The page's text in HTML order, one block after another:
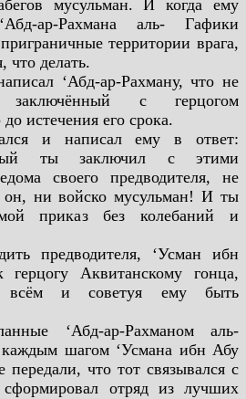
мусульман. И когда ему
ар-Рахмана аль- Гафики
территории врага,
что делать.
‘Абд-ар-Рахману, что не
заключённый с герцогом
до истечения его срока.
и написал ему в ответ:
ты заключил с этими
своего предводителя, не
он, ни войско мусульман! И ты
приказ без колебаний и
предводителя, ‘Усман ибн
герцогу Аквитанскому гонца,
всём исоветуя ему быть
‘Абд-ар-Рахманом аль-
каждым шагом ‘Усмана ибн Абу
передали, что тот связывался с
отряд из лучших